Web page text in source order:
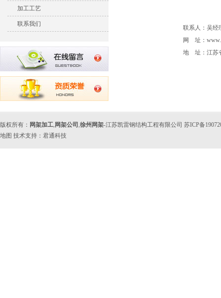
加工工艺
联系我们
联系人：吴经
网 址：
地 址：江苏
版权所有： 网架加工, 网架公司 ,徐州网架-江苏凯雷钢结构工程有限公司 苏ICP备
地图 技术支持： 君通科技